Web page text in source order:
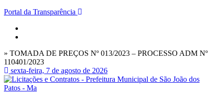
Portal da Transparência
» TOMADA DE PREÇOS Nº 013/2023 – PROCESSO ADM Nº
110401/2023
sexta-feira, 7 de agosto de 2026